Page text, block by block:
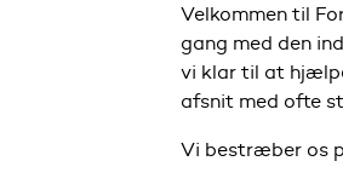
Velkommen til
gang med den
vi klar til at
afsnit med ofte
Vi bestræber os